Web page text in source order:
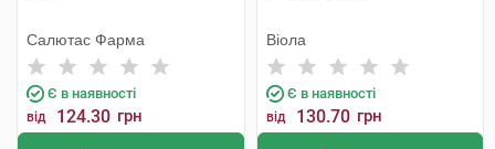
Салютас Фарма
Є в наявності
від 124.30 грн
Віола
Є в наявності
від 130.70 грн